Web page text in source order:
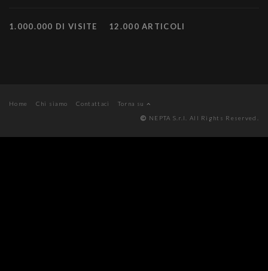
1.000.000 DI VISITE 12.000 ARTICOLI
Home Chi siamo Contattaci
Torna su
NEPTA S.r.l. All Rights Reserved.